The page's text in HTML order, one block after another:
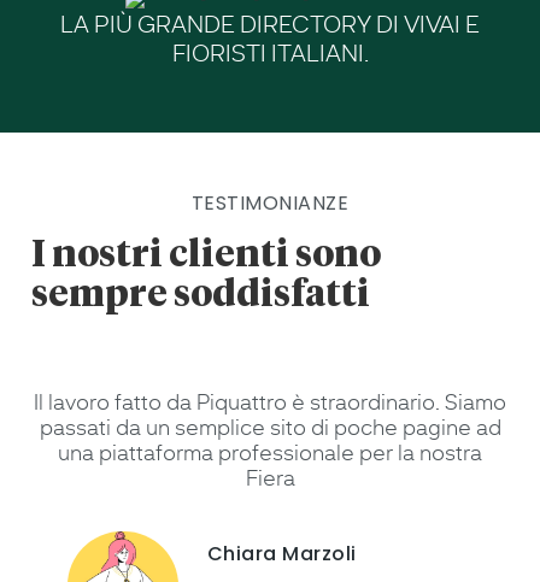
LA PIÙ GRANDE DIRECTORY DI VIVAI E
FIORISTI ITALIANI.
TESTIMONIANZE
I nostri clienti sono
sempre soddisfatti
Il lavoro fatto da Piquattro è straordinario. Siamo
passati da un semplice sito di poche pagine ad
una piattaforma professionale per la nostra
Fiera
Chiara Marzoli